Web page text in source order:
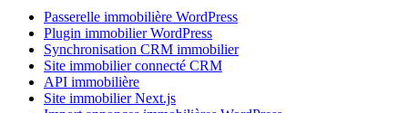
Passerelle immobilière WordPress
Plugin immobilier WordPress
Synchronisation CRM immobilier
Site immobilier connecté CRM
API immobilière
Site immobilier Next.js